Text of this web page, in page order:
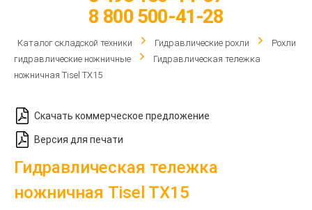
8 800 500-41-28
Каталог складской техники Гидравлические рохли
Рохли
гидравлические ножничные
Гидравлическая тележка
ножничная Tisel TX15
Скачать коммерческое предложение
Версия для печати
Гидравлическая тележка
ножничная Tisel TX15